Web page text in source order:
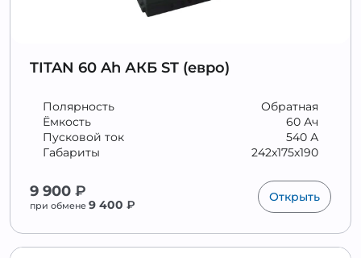
TITAN 60 Ah АКБ ST (евро)
Обратная
Полярность
60 Ач
Ёмкость
540 А
Пусковой ток
242x175x190
Габариты
9 900 ₽
при обмене 9 400 ₽
Открыть